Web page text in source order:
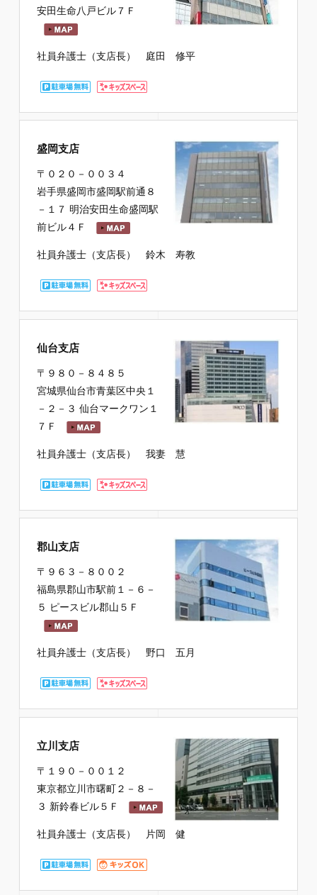
安田生命八戸ビル７Ｆ
社員弁護士（支店長） 庭田 修平
盛岡支店
〒０２０－００３４
岩手県盛岡市盛岡駅前通８
－１７ 明治安田生命盛岡駅
前ビル４Ｆ
社員弁護士（支店長） 鈴木 寿教
仙台支店
〒９８０－８４８５
宮城県仙台市青葉区中央１
－２－３ 仙台マークワン１
７Ｆ
社員弁護士（支店長） 我妻 慧
郡山支店
〒９６３－８００２
福島県郡山市駅前１－６－
５ ピースビル郡山５Ｆ
社員弁護士（支店長） 野口 五月
立川支店
〒１９０－００１２
東京都立川市曙町２－８－
３ 新鈴春ビル５Ｆ
社員弁護士（支店長） 片岡 健